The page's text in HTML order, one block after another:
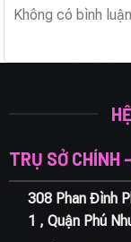
Không có bình
TRỤ SỞ CHÍNH
308 Phan Đình
1 , Quận Phú